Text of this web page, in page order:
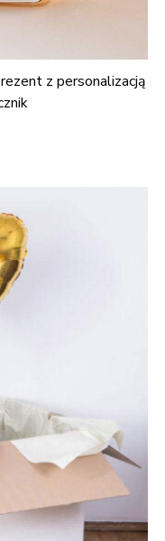
z personalizacją